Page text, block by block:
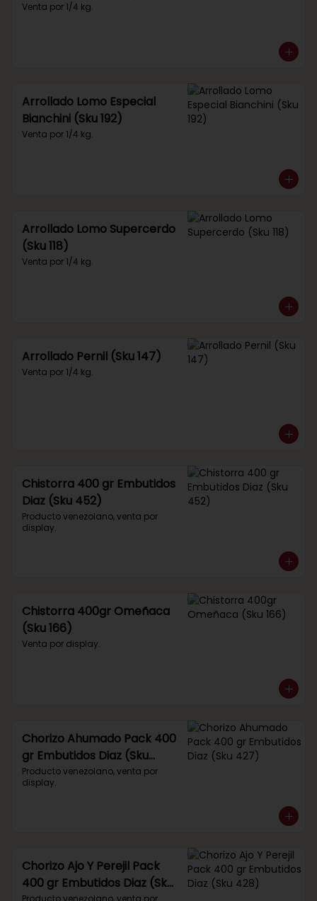
Venta por 1/4 kg.
Arrollado Lomo Especial
Bianchini (Sku 192)
Venta por 1/4 kg.
Arrollado Lomo Supercerdo
(Sku 118)
Venta por 1/4 kg.
Arrollado Pernil (Sku 147)
Venta por 1/4 kg.
Chistorra 400 gr Embutidos
Diaz (Sku 452)
Producto venezolano, venta por
display.
Chistorra 400gr Omeñaca
(Sku 166)
Venta por display.
Chorizo Ahumado Pack 400
gr Embutidos Diaz (Sku
427)
Producto venezolano, venta por
display.
Chorizo Ajo Y Perejil Pack
400 gr Embutidos Diaz (Sku
Producto venezolano, venta por